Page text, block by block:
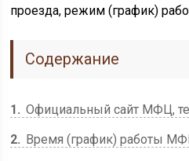
проезда, режим (график)
Содержание
1
Официальный сайт МФЦ,
2
Время (график) работы